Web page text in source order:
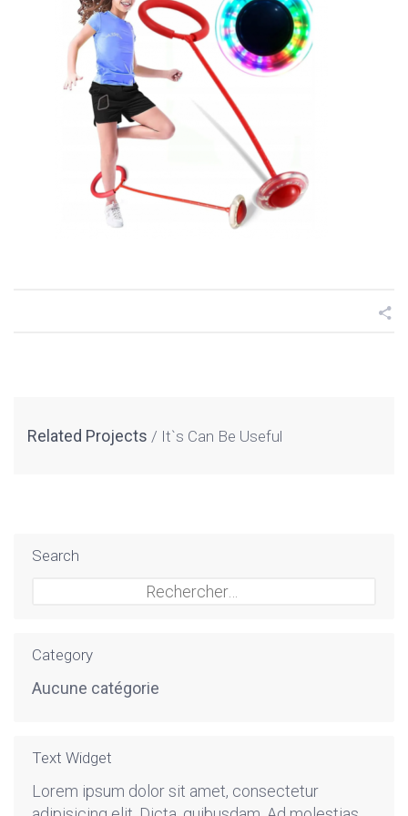
Related Projects It`s Can Be Useful
Search
Category
Aucune catégorie
Text Widget
Lorem ipsum dolor sit amet, consectetur